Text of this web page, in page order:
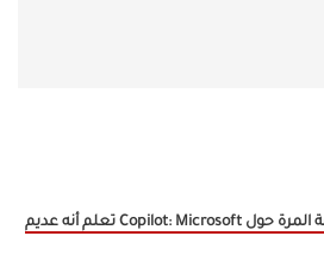
الحقيقة المرة حول Copilot: Microsoft تعلم أنه عديم